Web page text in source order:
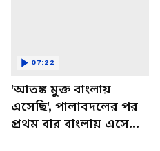
'আতঙ্ক মুক্ত বাংলায়
এসেছি', পালাবদলের পর
প্রথম বার বাংলায় এসে
07:22